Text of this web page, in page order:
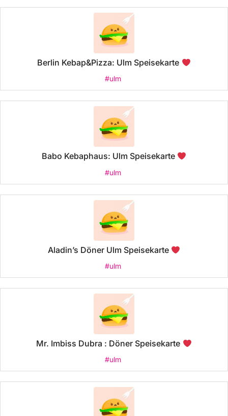
Berlin Kebap&Pizza: Ulm Speisekarte
#ulm
Babo Kebaphaus: Ulm Speisekarte
#ulm
Aladin’s Döner Ulm Speisekarte
#ulm
Mr. Imbiss Dubra : Döner Speisekarte
#ulm